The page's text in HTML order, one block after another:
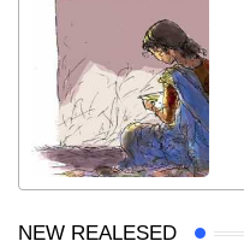
NEW REALESED